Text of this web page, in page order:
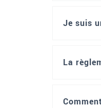
Je suis
La